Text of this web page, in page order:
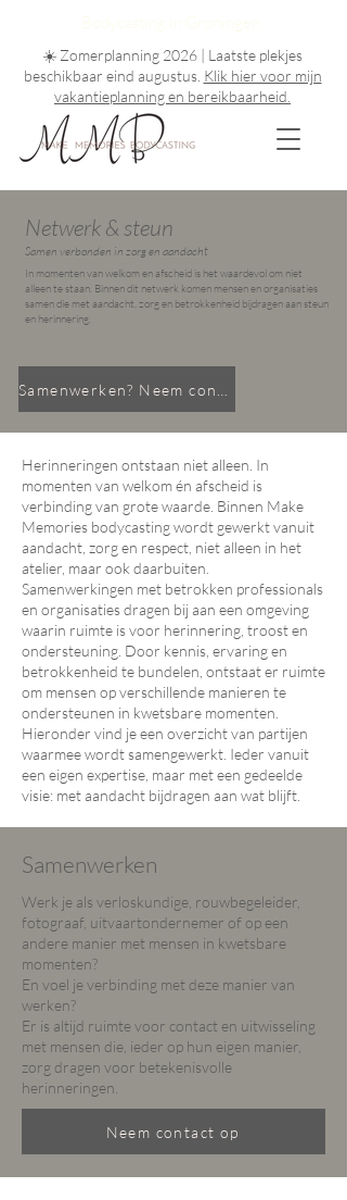
☀️ Zomerplanning 2026 | Laatste plekjes
beschikbaar eind augustus. Klik hier voor mijn
vakantieplanning en bereikbaarheid.
Netwerk & steun
In momenten van welkom en afscheid is het waardevol om niet
alleen te staan. Binnen dit netwerk komen mensen en organisaties
samen die met aandacht, zorg en betrokkenheid bijdragen aan steun
en herinnering.
Samen verbonden in zorg en aandacht
Herinneringen ontstaan niet alleen. In
momenten van welkom én afscheid is
verbinding van grote waarde. Binnen Make
Memories bodycasting wordt gewerkt vanuit
aandacht, zorg en respect, niet alleen in het
atelier, maar ook daarbuiten.
Samenwerkingen met betrokken professionals
en organisaties dragen bij aan een omgeving
waarin ruimte is voor herinnering, troost en
ondersteuning. Door kennis, ervaring en
betrokkenheid te bundelen, ontstaat er ruimte
om mensen op verschillende manieren te
ondersteunen in kwetsbare momenten.
Hieronder vind je een overzicht van partijen
waarmee wordt samengewerkt. Ieder vanuit
een eigen expertise, maar met een gedeelde
visie: met aandacht bijdragen aan wat blijft.
Samenwerken
Werk je als verloskundige, rouwbegeleider,
fotograaf, uitvaartondernemer of op een
andere manier met mensen in kwetsbare
momenten?
En voel je verbinding met deze manier van
werken?
Er is altijd ruimte voor contact en uitwisseling
met mensen die, ieder op hun eigen manier,
zorg dragen voor betekenisvolle
herinneringen.
Neem contact op